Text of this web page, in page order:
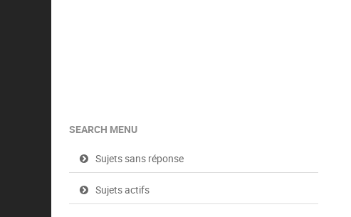
SEARCH MENU
Sujets sans réponse
Sujets actifs